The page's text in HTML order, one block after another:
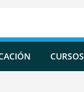
CURSOS